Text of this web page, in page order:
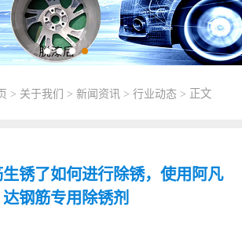
> 关于我们 > 新闻资讯 > 行业动态> 正文
锈了如何进行除锈，使用阿凡
达钢筋专用除锈剂